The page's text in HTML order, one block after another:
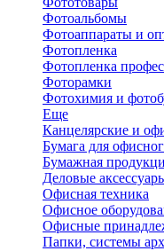
Фотоальбомы
Фотоаппараты и
Фотопленка
Фотопленка
Фоторамки
Фотохимия и
Еще
Канцелярские и
Бумага для
Бумажная
Деловые
Офисная техника
Офисное
Офисные
Папки, системы